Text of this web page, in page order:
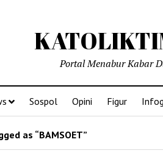
Portal Menabur Kabar
Sospol Opini Figur
as “BAMSOET”